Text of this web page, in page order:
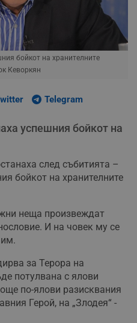
бойкот на хранителните
Кеворкян
Telegram
успешния бойкот на
след събитията –
бойкот на хранителните
неща произвеждат
И на човек му се
им.
за Терора на
потулвана с ялови
по-ялови разисквания
Герой, на „Злодея“ -